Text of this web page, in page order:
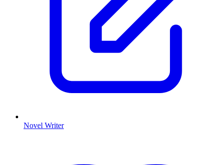
Novel Writer